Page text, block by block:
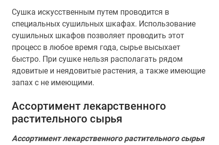
Сушка искусственным путем проводится в
специальных сушильных шкафах. Использование
сушильных шкафов позволяет проводить этот
процесс в любое время года, сырье высыхает
быстро. При сушке нельзя располагать рядом
ядовитые и неядовитые растения, а также имеющие
запах с не имеющими.
Ассортимент лекарственного
растительного сырья
Ассортимент лекарственного растительного сырья